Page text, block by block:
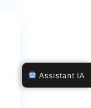
Assistant IA